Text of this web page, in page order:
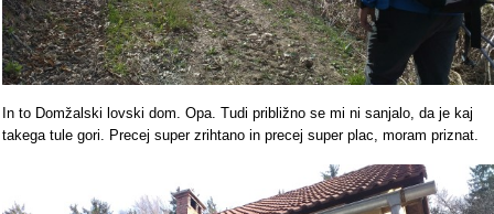
In to Domžalski lovski dom. Opa. Tudi približno se mi ni sanjalo, da je kaj
takega tule gori. Precej super zrihtano in precej super plac, moram priznat.